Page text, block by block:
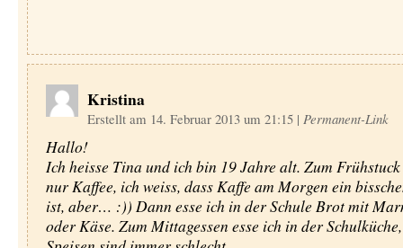
Kristina
Erstellt am 14. Februar 2013 um 21:15 | Permanent-Link
Hallo!
Ich heisse Tina und ich bin 19 Jahre alt. Zum
nur Kaffee, ich weiss, dass Kaffe am Morgen ein
ist, aber… :)) Dann esse ich in der Schule Brot mit
oder Käse. Zum Mittagessen esse ich in der